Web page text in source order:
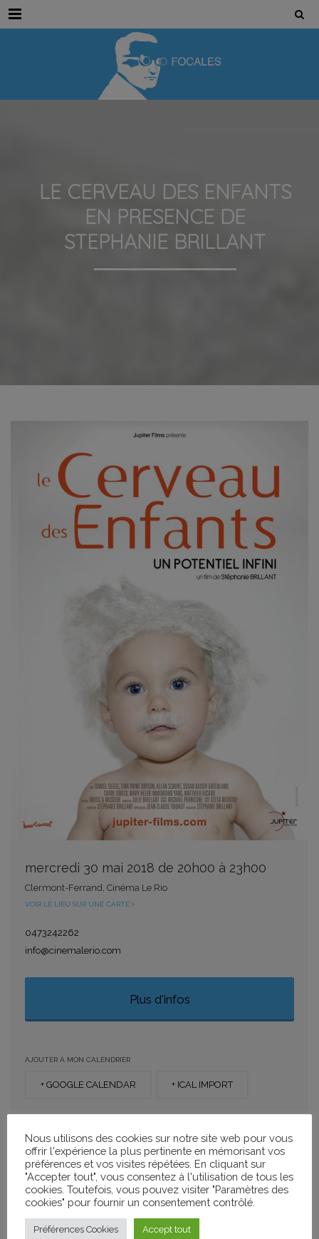
Menu
LE CERVEAU DES ENFANTS
EN PRESENCE DE
STEPHANIE BRILLANT
mercredi 30 mai 2018 de 20h00 à 23h00
Clermont-Ferrand, Cinéma Le Rio
VOIR LE LIEU SUR UNE CARTE
0473242262
info@cinemalerio.com
Plus d'infos
AJOUTER À MON CALENDRIER
+ GOOGLE CALENDAR + ICAL IMPORT
CATÉGORIES
Nous utilisons des cookies sur notre site web pour vous
offrir l'expérience la plus pertinente en mémorisant vos
préférences et vos visites répétées. En cliquant sur
"Accepter tout", vous consentez à l'utilisation de tous les
cookies. Toutefois, vous pouvez visiter "Paramètres des
cookies" pour fournir un consentement contrôlé.
Préférences Cookies Accept tout